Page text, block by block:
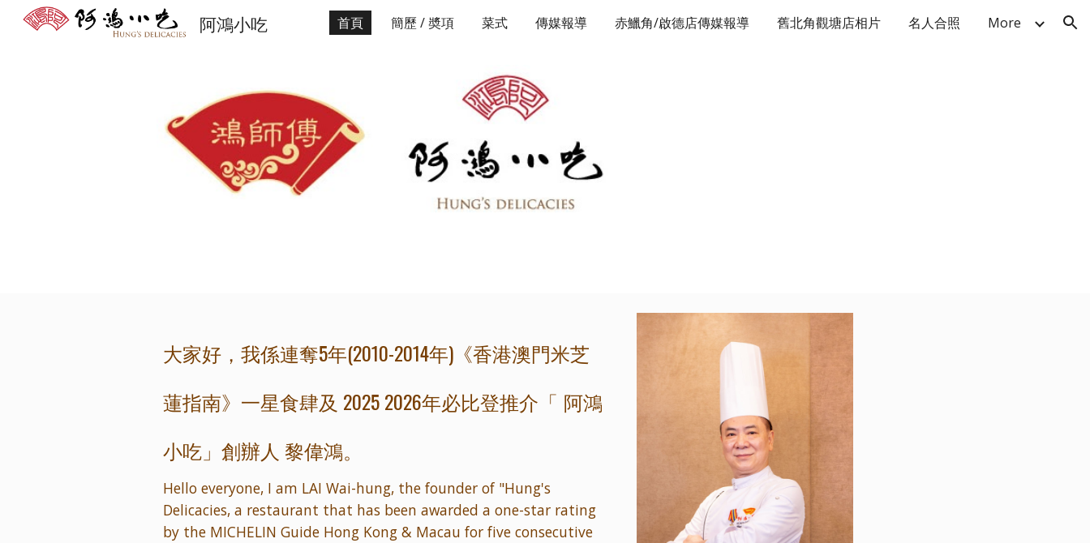
Skip to main content Skip to navigation
阿鴻小吃 首頁 簡歷 / 奬項 菜式 傳媒報導 赤鱲角/啟德店傳媒報導 舊北角觀塘店相片 名人合照 More
大家好，我係連奪5年(2010-2014年) 《香港澳門米芝
蓮指南》 一星食肆及 2025 2026年必比登推介 「 阿鴻
小吃 」創辦人 黎偉鴻。
Hello everyone, I am LAI Wai-hung, the founder of "Hung's
Delicacies, a restaurant that has been awarded a one-star rating
by the MICHELIN Guide Hong Kong & Macau for five consecutive